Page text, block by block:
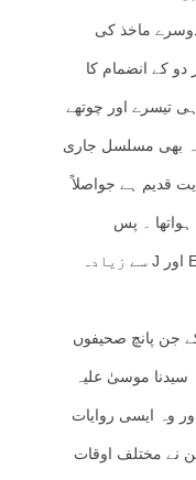
ماخذ کی
کے انضمام کا
تیسرے اور چوتھے
بھی مسلسل جاری
قدیم ہے جواصلاً
۔ پس
ہوسکتا ہے کہ D اور P کا کچھ حصہ E اور J سے زیادہ
جن پانچ صحیفوں
موسیٰ علیہ
وہ ایسی روایات
نے مختلف اوقات